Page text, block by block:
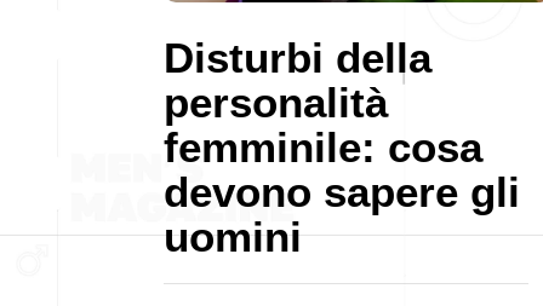
Disturbi della
personalità
femminile: cosa
devono sapere gli
uomini